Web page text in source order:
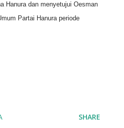
Hanura dan menyetujui Oesman
Partai Hanura periode
SHARE